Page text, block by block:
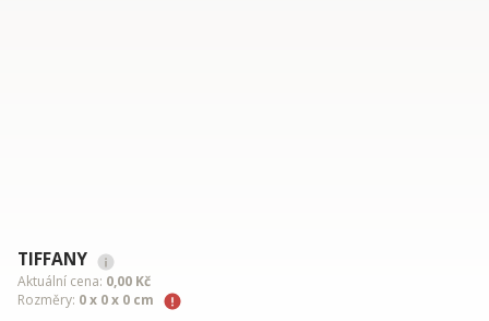
TIFFANY
Aktuální cena: 0,00 Kč
Rozměry: 0 x 0 x 0 cm